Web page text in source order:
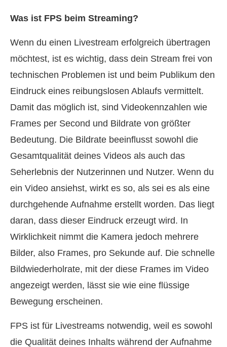
Was ist FPS beim Streaming?
Wenn du einen Livestream erfolgreich übertragen
möchtest, ist es wichtig, dass dein Stream frei von
technischen Problemen ist und beim Publikum den
Eindruck eines reibungslosen Ablaufs vermittelt.
Damit das möglich ist, sind Videokennzahlen wie
Frames per Second und Bildrate von größter
Bedeutung. Die Bildrate beeinflusst sowohl die
Gesamtqualität deines Videos als auch das
Seherlebnis der Nutzerinnen und Nutzer. Wenn du
ein Video ansiehst, wirkt es so, als sei es als eine
durchgehende Aufnahme erstellt worden. Das liegt
daran, dass dieser Eindruck erzeugt wird. In
Wirklichkeit nimmt die Kamera jedoch mehrere
Bilder, also Frames, pro Sekunde auf. Die schnelle
Bildwiederholrate, mit der diese Frames im Video
angezeigt werden, lässt sie wie eine flüssige
Bewegung erscheinen.
FPS ist für Livestreams notwendig, weil es sowohl
die Qualität deines Inhalts während der Aufnahme